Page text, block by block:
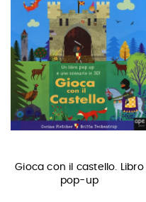
Gioca con il castello. Libro
pop-up